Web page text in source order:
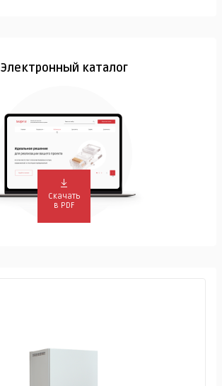
Электронный каталог
Скачать
в PDF